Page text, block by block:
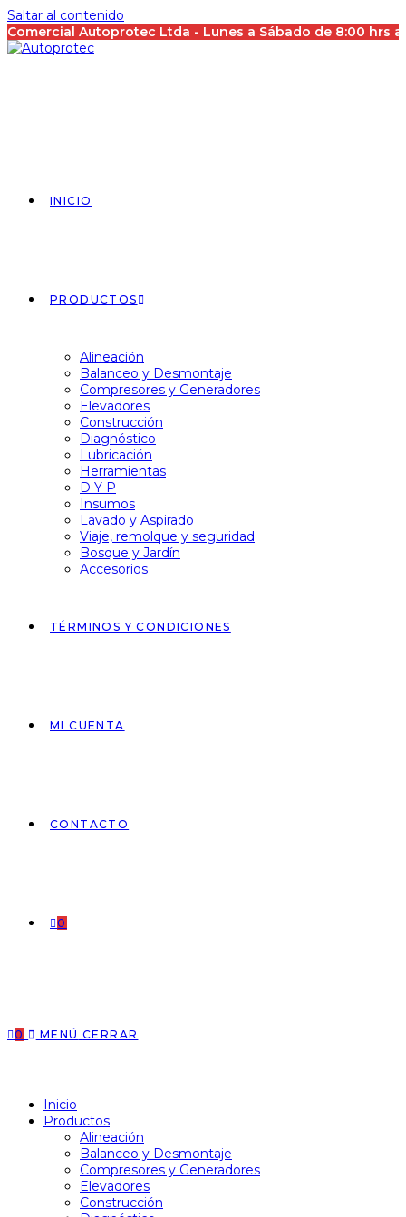
Saltar al contenido
Comercial Autoprotec Ltda - Lunes a Sábado de 8:00 hrs a
INICIO
PRODUCTOS
Alineación
Balanceo y Desmontaje
Compresores y Generadores
Elevadores
Construcción
Diagnóstico
Lubricación
Herramientas
D Y P
Insumos
Lavado y Aspirado
Viaje, remolque y seguridad
Bosque y Jardín
Accesorios
TÉRMINOS Y CONDICIONES
MI CUENTA
CONTACTO
0
0 MENÚ CERRAR
Inicio
Productos
Alineación
Balanceo y Desmontaje
Compresores y Generadores
Elevadores
Construcción